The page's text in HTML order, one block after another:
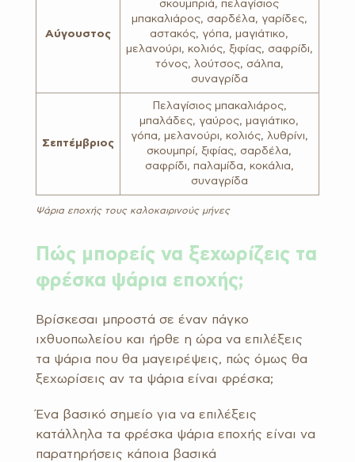
Αύγουστος
σκουμπριά, πελαγίσιος
μπακαλιάρος, σαρδέλα, γαρίδες,
αστακός, γόπα, μαγιάτικο,
μελανούρι, κολιός, ξιφίας, σαφρίδι,
τόνος, λούτσος, σάλπα,
συναγρίδα
Σεπτέμβριος
Πελαγίσιος μπακαλιάρος,
μπαλάδες, γαύρος, μαγιάτικο,
γόπα, μελανούρι, κολιός, λυθρίνι,
σκουμπρί, ξιφίας, σαρδέλα,
σαφρίδι, παλαμίδα, κοκάλια,
συναγρίδα
Ψάρια εποχής τους καλοκαιρινούς μήνες
Πώς μπορείς να ξεχωρίζεις τα
φρέσκα ψάρια εποχής;
Βρίσκεσαι μπροστά σε έναν πάγκο
ιχθυοπωλείου και ήρθε η ώρα να επιλέξεις
τα ψάρια που θα μαγειρέψεις, πώς όμως θα
ξεχωρίσεις αν τα ψάρια είναι φρέσκα;
Ένα βασικό σημείο για να επιλέξεις
κατάλληλα τα φρέσκα ψάρια εποχής είναι να
παρατηρήσεις κάποια βασικά